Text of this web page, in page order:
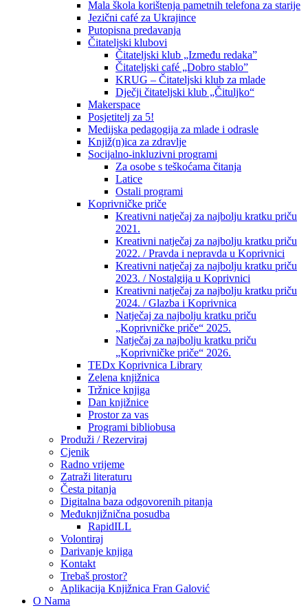
Mala škola korištenja pametnih telefona za starije
Jezični café za Ukrajince
Putopisna predavanja
Čitateljski klubovi
Čitateljski klub „Između redaka”
Čitateljski café „Dobro stablo”
KRUG – Čitateljski klub za mlade
Dječji čitateljski klub „Čituljko“
Makerspace
Posjetitelj za 5!
Medijska pedagogija za mlade i odrasle
Knjiž(n)ica za zdravlje
Socijalno-inkluzivni programi
Za osobe s teškoćama čitanja
Latice
Ostali programi
Koprivničke priče
Kreativni natječaj za najbolju kratku priču
2021.
Kreativni natječaj za najbolju kratku priču
2022. / Pravda i nepravda u Koprivnici
Kreativni natječaj za najbolju kratku priču
2023. / Nostalgija u Koprivnici
Kreativni natječaj za najbolju kratku priču
2024. / Glazba i Koprivnica
Natječaj za najbolju kratku priču
„Koprivničke priče“ 2025.
Natječaj za najbolju kratku priču
„Koprivničke priče“ 2026.
TEDx Koprivnica Library
Zelena knjižnica
Tržnice knjiga
Dan knjižnice
Prostor za vas
Programi bibliobusa
Produži / Rezerviraj
Cjenik
Radno vrijeme
Zatraži literaturu
Česta pitanja
Digitalna baza odgovorenih pitanja
Međuknjižnična posudba
RapidILL
Volontiraj
Darivanje knjiga
Kontakt
Trebaš prostor?
Aplikacija Knjižnica Fran Galović
O Nama